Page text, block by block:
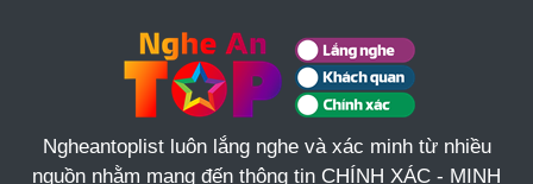
Ngheantoplist luôn lắng nghe và xác minh từ nhiều
nguồn nhằm mang đến thông tin CHÍNH XÁC - MINH